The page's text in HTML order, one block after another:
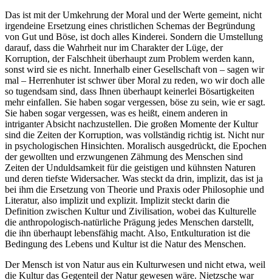
Das ist mit der Umkehrung der Moral und der Werte gemeint, nicht
irgendeine Ersetzung eines christlichen Schemas der Begründung
von Gut und Böse, ist doch alles Kinderei. Sondern die Umstellung
darauf, dass die Wahrheit nur im Charakter der Lüge, der
Korruption, der Falschheit überhaupt zum Problem werden kann,
sonst wird sie es nicht. Innerhalb einer Gesellschaft von – sagen wir
mal – Herrenhuter ist schwer über Moral zu reden, wo wir doch alle
so tugendsam sind, dass Ihnen überhaupt keinerlei Bösartigkeiten
mehr einfallen. Sie haben sogar vergessen, böse zu sein, wie er sagt.
Sie haben sogar vergessen, was es heißt, einem anderen in
intriganter Absicht nachzustellen. Die großen Momente der Kultur
sind die Zeiten der Korruption, was vollständig richtig ist. Nicht nur
in psychologischen Hinsichten. Moralisch ausgedrückt, die Epochen
der gewollten und erzwungenen Zähmung des Menschen sind
Zeiten der Unduldsamkeit für die geistigen und kühnsten Naturen
und deren tiefste Widersacher. Was steckt da drin, implizit, das ist ja
bei ihm die Ersetzung von Theorie und Praxis oder Philosophie und
Literatur, also implizit und explizit. Implizit steckt darin die
Definition zwischen Kultur und Zivilisation, wobei das Kulturelle
die anthropologisch-natürliche Prägung jedes Menschen darstellt,
die ihn überhaupt lebensfähig macht. Also, Entkulturation ist die
Bedingung des Lebens und Kultur ist die Natur des Menschen.
Der Mensch ist von Natur aus ein Kulturwesen und nicht etwa, weil
die Kultur das Gegenteil der Natur gewesen wäre. Nietzsche war